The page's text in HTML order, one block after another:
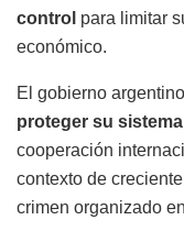
control para limitar
económico.
El gobierno
proteger su
cooperación
contexto de
crimen organizado